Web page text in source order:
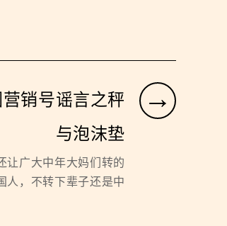
→
销号谣言之秤
与泡沫垫
让广大中年大妈们转的
人，不转下辈子还是中